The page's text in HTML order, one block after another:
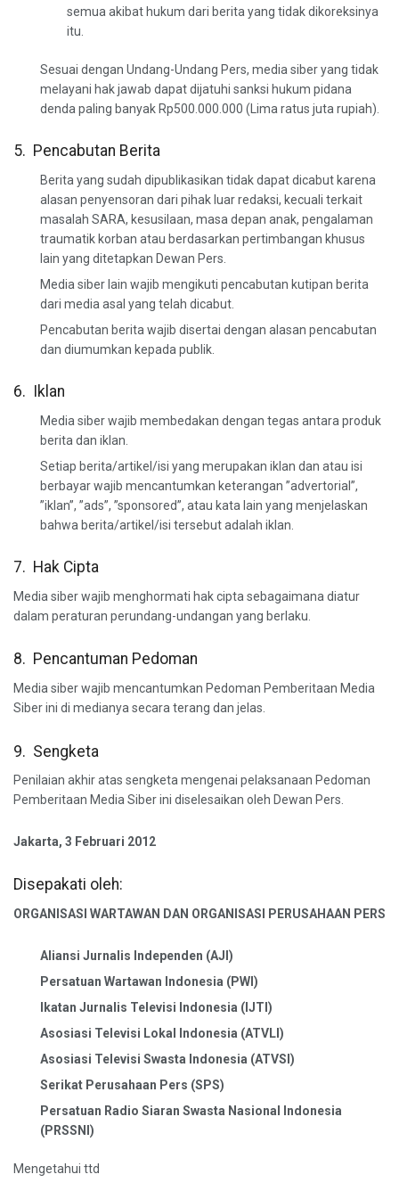
semua akibat hukum dari berita yang tidak dikoreksinya
itu.
Sesuai dengan Undang-Undang Pers, media siber yang tidak
melayani hak jawab dapat dijatuhi sanksi hukum pidana
denda paling banyak Rp500.000.000 (Lima ratus juta rupiah).
5. Pencabutan Berita
Berita yang sudah dipublikasikan tidak dapat dicabut karena
alasan penyensoran dari pihak luar redaksi, kecuali terkait
masalah SARA, kesusilaan, masa depan anak, pengalaman
traumatik korban atau berdasarkan pertimbangan khusus
lain yang ditetapkan Dewan Pers.
Media siber lain wajib mengikuti pencabutan kutipan berita
dari media asal yang telah dicabut.
Pencabutan berita wajib disertai dengan alasan pencabutan
dan diumumkan kepada publik.
6. Iklan
Media siber wajib membedakan dengan tegas antara produk
berita dan iklan.
Setiap berita/artikel/isi yang merupakan iklan dan atau isi
berbayar wajib mencantumkan keterangan ”advertorial”,
”iklan”, ”ads”, ”sponsored”, atau kata lain yang menjelaskan
bahwa berita/artikel/isi tersebut adalah iklan.
7. Hak Cipta
Media siber wajib menghormati hak cipta sebagaimana diatur
dalam peraturan perundang-undangan yang berlaku.
8. Pencantuman Pedoman
Media siber wajib mencantumkan Pedoman Pemberitaan Media
Siber ini di medianya secara terang dan jelas.
9. Sengketa
Penilaian akhir atas sengketa mengenai pelaksanaan Pedoman
Pemberitaan Media Siber ini diselesaikan oleh Dewan Pers.
Jakarta, 3 Februari 2012
Disepakati oleh:
ORGANISASI WARTAWAN DAN ORGANISASI PERUSAHAAN PERS
Aliansi Jurnalis Independen (AJI)
Persatuan Wartawan Indonesia (PWI)
Ikatan Jurnalis Televisi Indonesia (IJTI)
Asosiasi Televisi Lokal Indonesia (ATVLI)
Asosiasi Televisi Swasta Indonesia (ATVSI)
Serikat Perusahaan Pers (SPS)
Persatuan Radio Siaran Swasta Nasional Indonesia
(PRSSNI)
Mengetahui ttd